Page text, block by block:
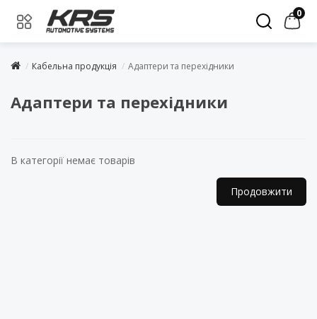
0
Кабельна продукція Адаптери та перехідники
Адаптери та перехідники
В категорії немає товарів
Продовжити